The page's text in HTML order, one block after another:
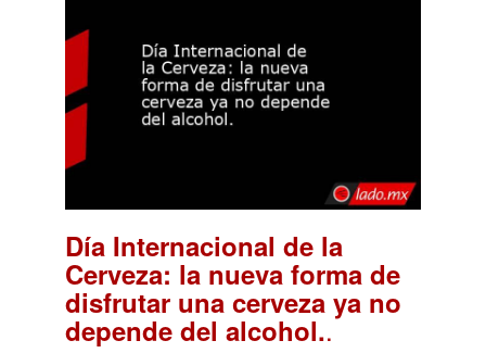
Día Internacional de la
Cerveza: la nueva forma de
disfrutar una cerveza ya no
depende del alcohol..